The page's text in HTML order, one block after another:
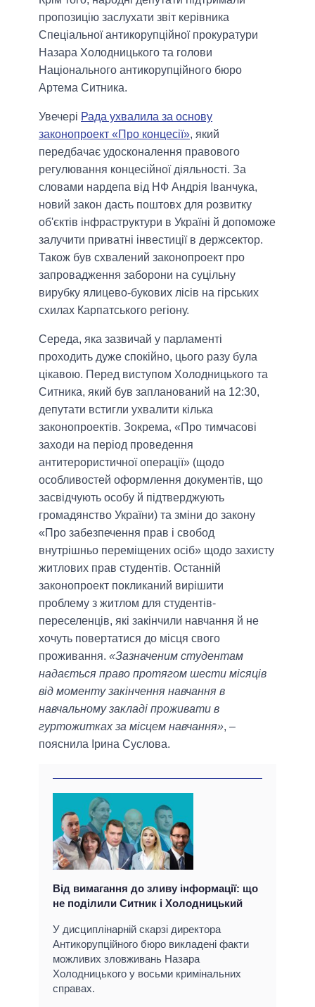
пропозицію заслухати звіт керівника
Спеціальної антикорупційної прокуратури
Назара Холодницького та голови
Національного антикорупційного бюро
Артема Ситника.
Увечері Рада ухвалила за основу
законопроект «Про концесії», який
передбачає удосконалення правового
регулювання концесійної діяльності. За
словами нардепа від НФ Андрія Іванчука,
новий закон дасть поштовх для розвитку
об'єктів інфраструктури в Україні й допоможе
залучити приватні інвестиції в держсектор.
Також був схвалений законопроект про
запровадження заборони на суцільну
вирубку ялицево-букових лісів на гірських
схилах Карпатського регіону.
Середа, яка зазвичай у парламенті
проходить дуже спокійно, цього разу була
цікавою. Перед виступом Холодницького та
Ситника, який був запланований на 12:30,
депутати встигли ухвалити кілька
законопроектів. Зокрема, «Про тимчасові
заходи на період проведення
антитерористичної операції» (щодо
особливостей оформлення документів, що
засвідчують особу й підтверджують
громадянство України) та зміни до закону
«Про забезпечення прав і свобод
внутрішньо переміщених осіб» щодо захисту
житлових прав студентів. Останній
законопроект покликаний вирішити
проблему з житлом для студентів-
переселенців, які закінчили навчання й не
хочуть повертатися до місця свого
проживання. «Зазначеним студентам
надається право протягом шести місяців
від моменту закінчення навчання в
навчальному закладі проживати в
гуртожитках за місцем навчання», –
пояснила Ірина Суслова.
Від вимагання до зливу інформації: що
не поділили Ситник і Холодницький
У дисциплінарній скарзі директора
Антикорупційного бюро викладені факти
можливих зловживань Назара
Холодницького у восьми кримінальних
справах.